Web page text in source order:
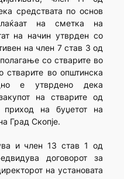
средствата по основ
на сметка на
на начин утврден со
на член 7 став 3 од
со стварите во
стварите во општинска
е утврдено дека
на стварите од
приход на буџетот на
Град Скопје.
и член 13 став 1 од
договорот за
на установата